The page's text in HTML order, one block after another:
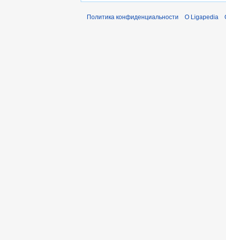
Политика конфиденциальности О Ligapedia